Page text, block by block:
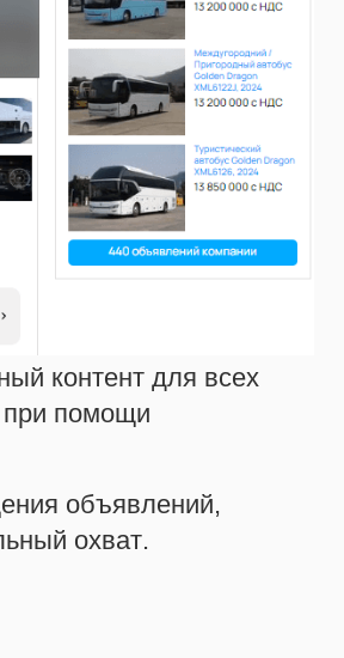
контент для всех
помощи
объявлений,
охват.